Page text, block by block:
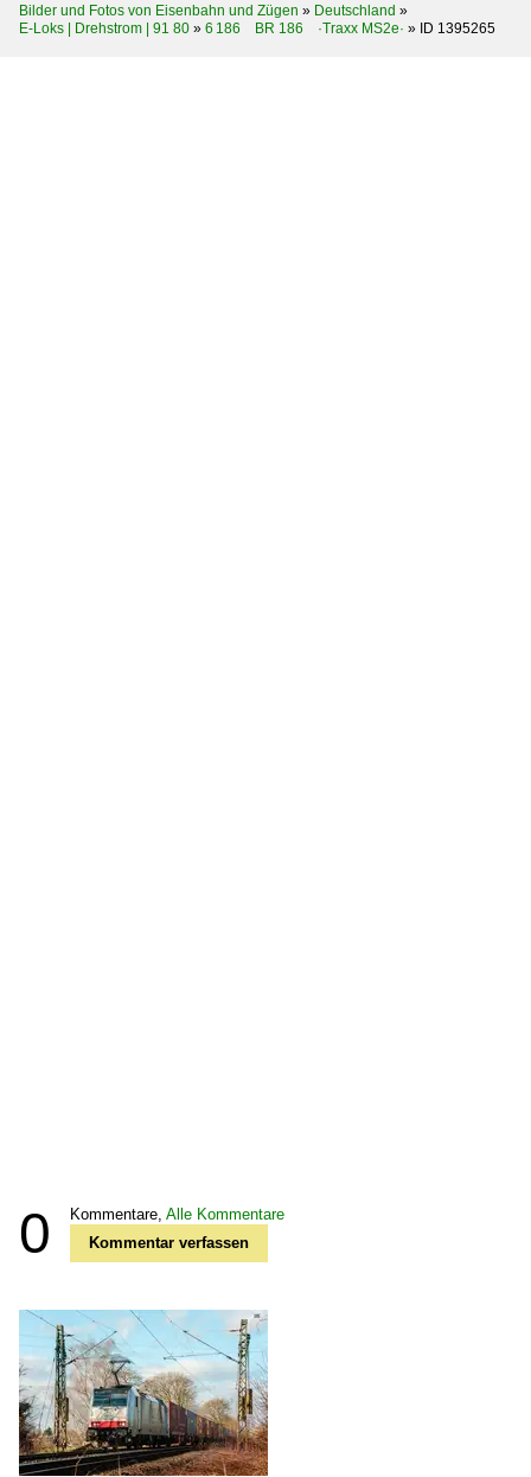
Bilder und Fotos von Eisenbahn und Zügen » Deutschland »
E-Loks | Drehstrom | 91 80 » 6 186 BR 186 ·Traxx MS2e· » ID 1395265
0 Kommentare, Alle Kommentare
Kommentar verfassen